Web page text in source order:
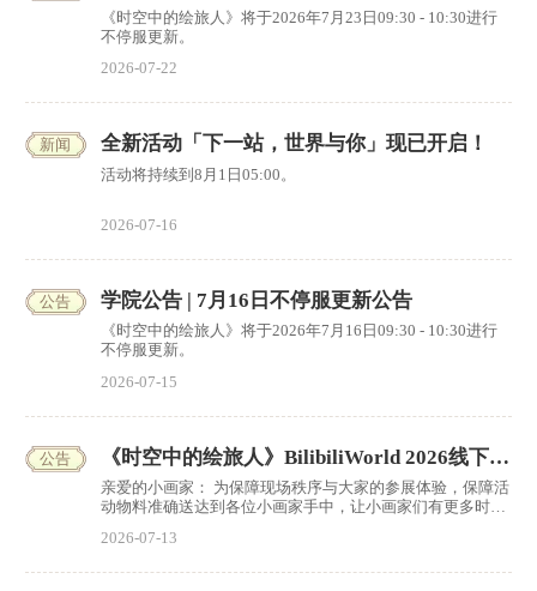
《时空中的绘旅人》将于2026年7月23日09:30 - 10:30进行
不停服更新。
2026-07-22
新闻 全新活动「下一站，世界与你」现已开启！
活动将持续到8月1日05:00。
2026-07-16
公告 学院公告 | 7月16日不停服更新公告
《时空中的绘旅人》将于2026年7月16日09:30 - 10:30进行
不停服更新。
2026-07-15
公告 《时空中的绘旅人》BilibiliWorld 2026线下活动
亲爱的小画家： 为保障现场秩序与大家的参展体验，保障活
动物料准确送达到各位小画家手中，让小画家们有更多时间
调整为线上申领、统一邮寄的形式发放，现开放活动物料申
2026-07-13